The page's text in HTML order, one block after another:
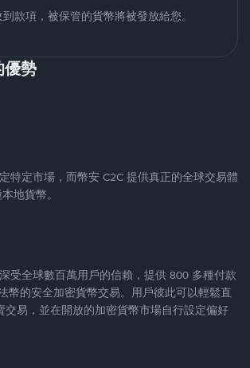
款項，被保管的貨幣將被發放給您。
優勢
特定市場，而幣安 C2C 提供真正的全球交易體
地貨幣。
受全球數百萬用戶的信賴，提供 800 多種付款
幣的安全加密貨幣交易。用戶彼此可以輕鬆直
交易，並在開放的加密貨幣市場自行設定偏好